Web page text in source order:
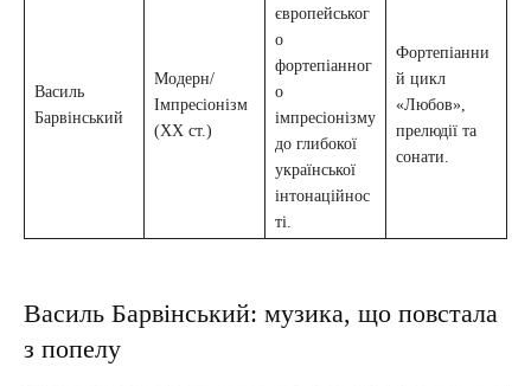
Василь
Барвінський
Модерн/
Імпресіонізм
(XX ст.)
європейськог
о
фортепіанног
о
імпресіонізму
до глибокої
української
інтонаційнос
ті.
Фортепіанни
й цикл
«Любов»,
прелюдії та
сонати.
Василь Барвінський: музика, що повстала
з попелу